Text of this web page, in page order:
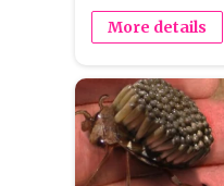
More details